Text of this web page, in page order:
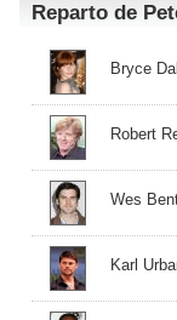
Reparto de
Bryce
Robert
Wes
Karl